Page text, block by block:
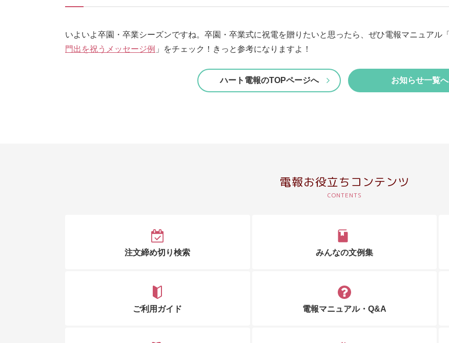
いよいよ卒園・卒業シーズンですね。卒園・卒業式に祝電を贈りたいと思ったら、ぜひ電報マニュアル「
門出を祝うメッセージ例 」をチェック！きっと参考になりますよ！
お知らせ一覧へ
ハート電報のTOPページへ
電報お役立ちコンテンツ
注文締め切り検索 みんなの文例集
ご利用ガイド 電報マニュアル・Q&A